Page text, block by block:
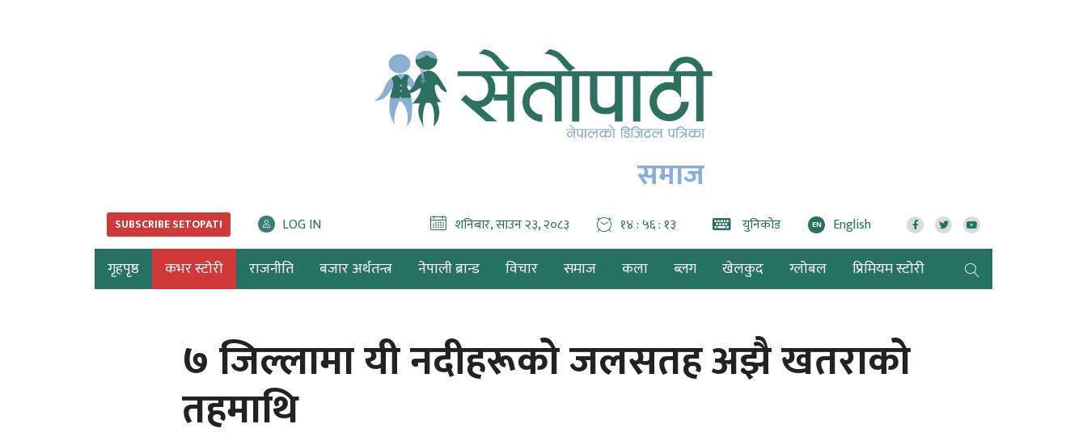
समाज
SUBSCRIBE SETOPATI LOG IN शनिबार, साउन २३, २०८३ १४ : ५६ : १४ युनिकोड EN English
गृहपृष्ठ कभर स्टोरी राजनीति बजार अर्थतन्त्र नेपाली ब्रान्ड विचार समाज कला ब्लग खेलकुद ग्लोबल प्रिमियम स्टोरी
७ जिल्लामा यी नदीहरूको जलसतह अझै खतराको
तहमाथि